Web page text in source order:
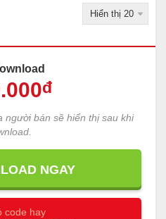
.000đ
người bán sẽ hiển thị sau khi
NGAY
code hay